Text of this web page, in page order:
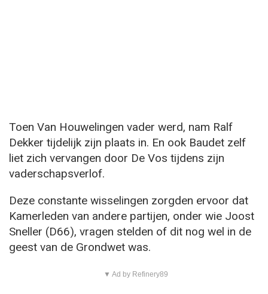
Toen Van Houwelingen vader werd, nam Ralf
Dekker tijdelijk zijn plaats in. En ook Baudet zelf
liet zich vervangen door De Vos tijdens zijn
vaderschapsverlof.
Deze constante wisselingen zorgden ervoor dat
Kamerleden van andere partijen, onder wie Joost
Sneller (D66), vragen stelden of dit nog wel in de
geest van de Grondwet was.
▼ Ad by Refinery89